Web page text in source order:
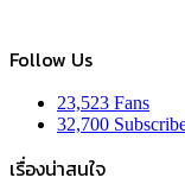
Follow Us
23,523 Fans
32,700
เรื่องน่าสนใจ